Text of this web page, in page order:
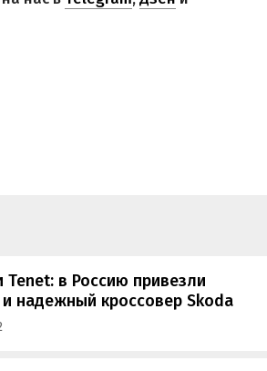
в Россию привезли
надежный кроссовер Skoda